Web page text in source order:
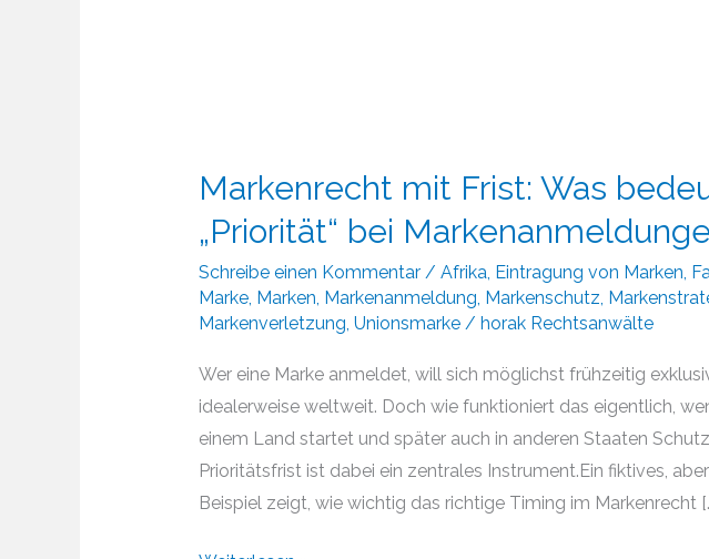
Markenrecht mit Frist: Was
„Priorität“ bei
Schreibe einen Kommentar / Afrika, Eintragung von Marken,
Marke, Marken, Markenanmeldung, Markenschutz,
Markenverletzung, Unionsmarke/ horak Rechtsanwälte
Wer eine Marke anmeldet, will sich möglichst frühzeitig
idealerweise weltweit. Doch wie funktioniert das eigentlich,
einem Land startet und später auch in anderen Staaten
Prioritätsfrist ist dabei ein zentrales Instrument.Ein fiktives,
Beispiel zeigt, wie wichtig das richtige Timing im Markenrecht